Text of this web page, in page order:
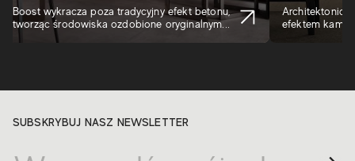
Boost wykracza poza tradycyjny efekt betonu,
tworząc środowiska ozdobione oryginalnym...
efektem
SUBSKRYBUJ NASZ NEWSLETTER